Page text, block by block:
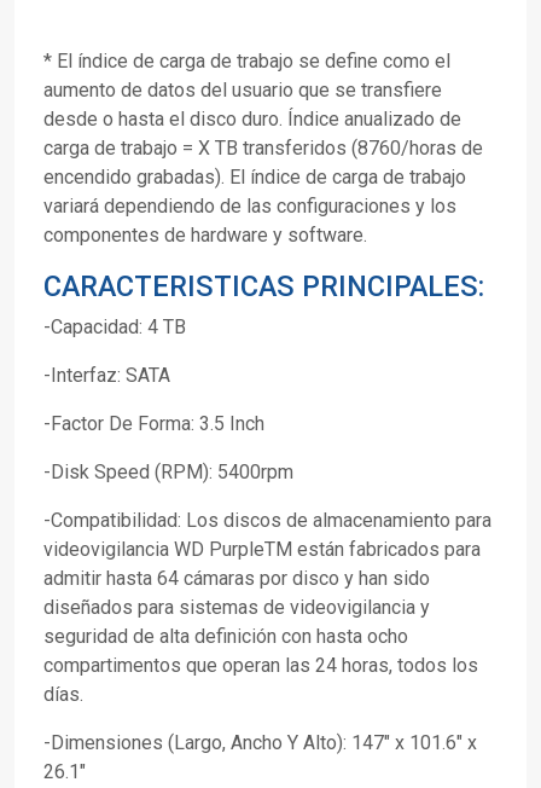
* El índice de carga de trabajo se define como el
aumento de datos del usuario que se transfiere
desde o hasta el disco duro. Índice anualizado de
carga de trabajo = X TB transferidos (8760/horas de
encendido grabadas). El índice de carga de trabajo
variará dependiendo de las configuraciones y los
componentes de hardware y software.
CARACTERISTICAS PRINCIPALES:
-Capacidad: 4 TB
-Interfaz: SATA
-Factor De Forma: 3.5 Inch
-Disk Speed (RPM): 5400rpm
-Compatibilidad: Los discos de almacenamiento para
videovigilancia WD PurpleTM están fabricados para
admitir hasta 64 cámaras por disco y han sido
diseñados para sistemas de videovigilancia y
seguridad de alta definición con hasta ocho
compartimentos que operan las 24 horas, todos los
días.
-Dimensiones (Largo, Ancho Y Alto): 147" x 101.6" x
26.1"